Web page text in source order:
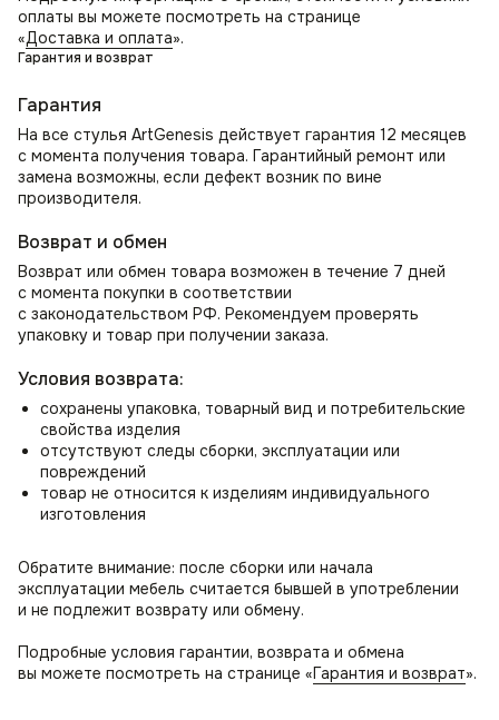
оплаты вы можете посмотреть на странице
«Доставка и оплата».
Гарантия и возврат
Гарантия
На все стулья ArtGenesis действует гарантия 12 месяцев
с момента получения товара. Гарантийный ремонт или
замена возможны, если дефект возник по вине
производителя.
Возврат и обмен
Возврат или обмен товара возможен в течение 7 дней
с момента покупки в соответствии
с законодательством РФ. Рекомендуем проверять
упаковку и товар при получении заказа.
Условия возврата:
сохранены упаковка, товарный вид и потребительские
свойства изделия
отсутствуют следы сборки, эксплуатации или
повреждений
товар не относится к изделиям индивидуального
изготовления
Обратите внимание: после сборки или начала
эксплуатации мебель считается бывшей в употреблении
и не подлежит возврату или обмену.
Подробные условия гарантии, возврата и обмена
вы можете посмотреть на странице «Гарантия и возврат».